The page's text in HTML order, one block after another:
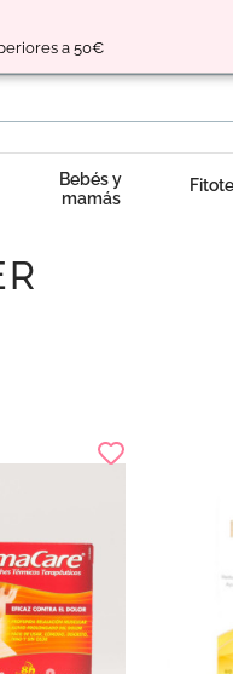
a 50€
Bebés y
mamás